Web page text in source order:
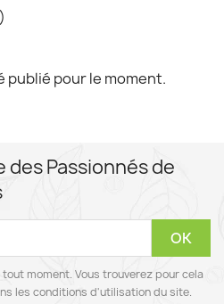
publié pour le moment.
Passionnés de
moment. Vous trouverez pour cela
les conditions d'utilisation du site.